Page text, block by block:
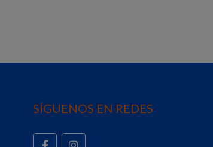
SÍGUENOS EN REDES